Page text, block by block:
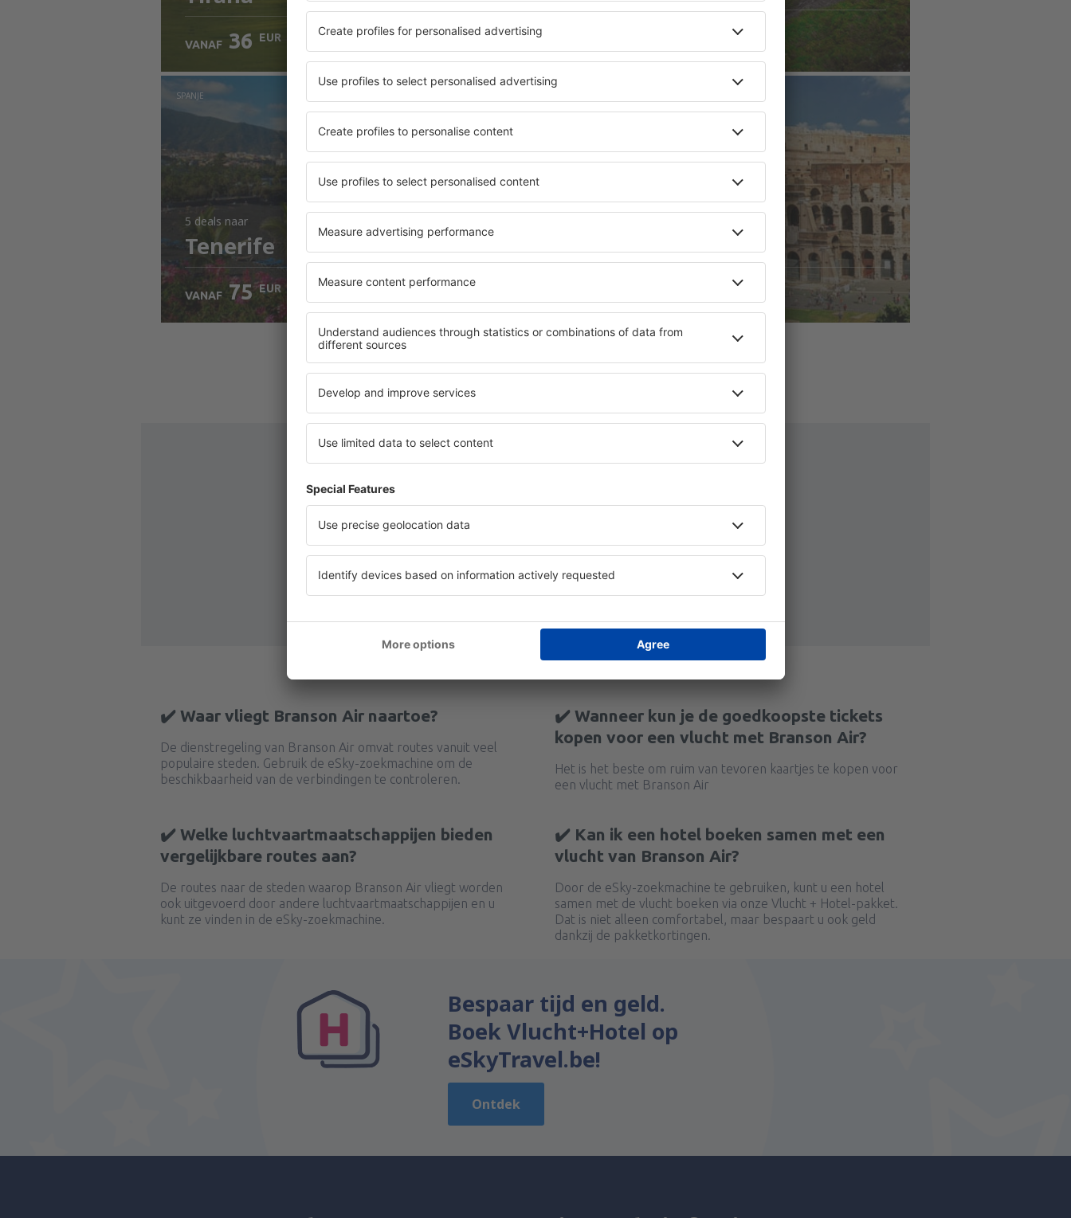
68 EUR
VANAF 36 EUR
SPANJE
5 deals naar
Tenerife
VANAF 75 EUR
Valencia Rome
59
ADVERTISEMENT
✔️ Waar vliegt Branson Air naartoe?
De dienstregeling van Branson Air omvat routes vanuit veel
populaire steden. Gebruik de eSky-zoekmachine om de
beschikbaarheid van de verbindingen te controleren.
✔️ Wanneer kun je de goedkoopste tickets
kopen voor een vlucht met Branson Air?
Het is het beste om ruim van tevoren kaartjes te kopen voor
een vlucht met Branson Air
✔️ Welke luchtvaartmaatschappijen bieden
vergelijkbare routes aan?
De routes naar de steden waarop Branson Air vliegt worden
ook uitgevoerd door andere luchtvaartmaatschappijen en u
kunt ze vinden in de eSky-zoekmachine.
✔️ Kan ik een hotel boeken samen met een
vlucht van Branson Air?
Door de eSky-zoekmachine te gebruiken, kunt u een hotel
samen met de vlucht boeken via onze Vlucht + Hotel-pakket.
Dat is niet alleen comfortabel, maar bespaart u ook geld
dankzij de pakketkortingen.
Bespaar tijd en geld.
Boek Vlucht+Hotel op
eSkyTravel.be!
Ontdek